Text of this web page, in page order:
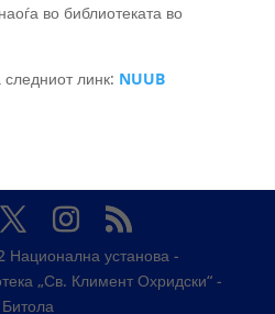
во библиотеката во
линк: NUUB
установа -
„Св. Климент Охридски“ -
Битола